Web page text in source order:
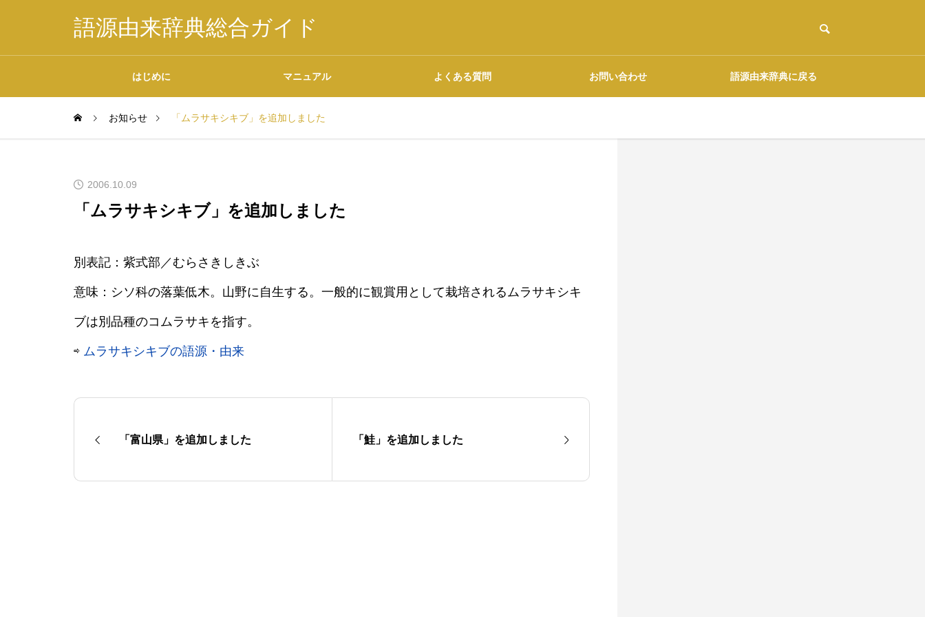
語源由来辞典総合ガイド
はじめに マニュアル よくある質問 お問い合わせ 語源由来辞典に戻る
いて
お知らせ 「ムラサキシキブ」を追加しました
2006.10.09
「ムラサキシキブ」を追加しました
別表記：紫式部／むらさきしきぶ
意味：シソ科の落葉低木。山野に自生する。一般的に観賞用として栽培されるムラサキシキ
ブは別品種のコムラサキを指す。
⇨ ムラサキシキブの語源・由来
「富山県」を追加しました 「鮭」を追加しました